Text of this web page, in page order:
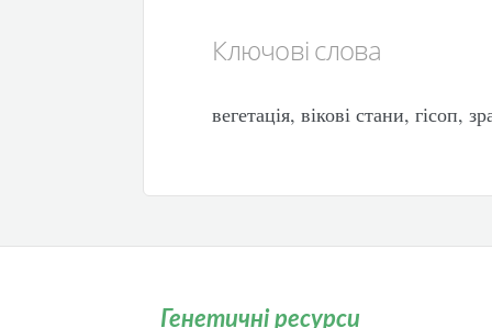
Ключові слова
вегетація, вікові стани, гісоп,
Генетичні ресурси